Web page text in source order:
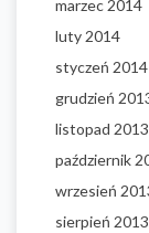
marzec 2014
luty 2014
styczeń 2014
grudzień
listopad 2013
październik
wrzesień
sierpień 2013